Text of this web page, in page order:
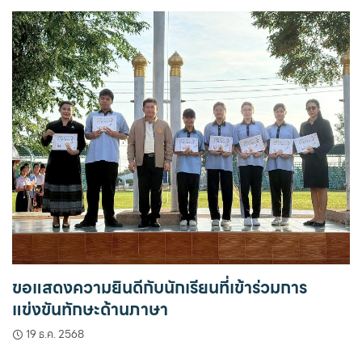
ขอแสดงความยินดีกับนักเรียนที่เข้าร่วมการ
แข่งขันทักษะด้านภาษา
19 ธ.ค. 2568